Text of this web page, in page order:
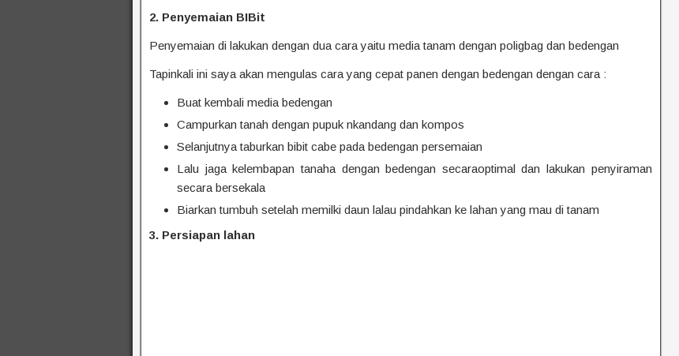
2. Penyemaian BIBit
Penyemaian di lakukan dengan dua cara yaitu media tanam dengan poligbag dan bedengan
Tapinkali ini saya akan mengulas cara yang cepat panen dengan bedengan dengan cara :
Buat kembali media bedengan
Campurkan tanah dengan pupuk nkandang dan kompos
Selanjutnya taburkan bibit cabe pada bedengan persemaian
Lalu jaga kelembapan tanaha dengan bedengan secaraoptimal dan lakukan penyiraman
secara bersekala
Biarkan tumbuh setelah memilki daun lalau pindahkan ke lahan yang mau di tanam
3. Persiapan lahan